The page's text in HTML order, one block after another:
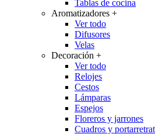
Tablas de cocina
Aromatizadores +
Ver todo
Difusores
Velas
Decoración +
Ver todo
Relojes
Cestos
Lámparas
Espejos
Floreros y jarrones
Cuadros y